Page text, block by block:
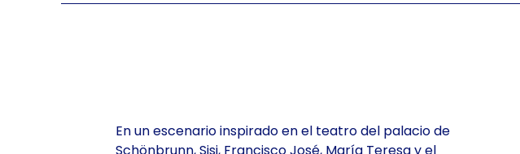
En un escenario inspirado en el teatro del palacio de
Schönbrunn, Sisi, Francisco José, María Teresa y el